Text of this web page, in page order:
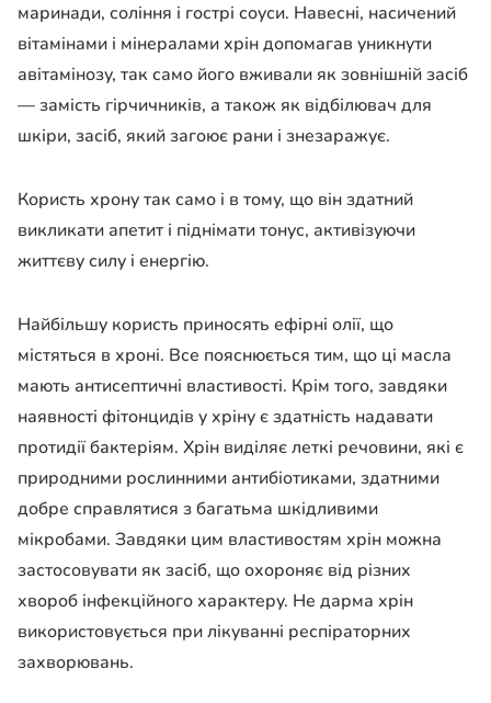
маринади, соління і гострі соуси. Навесні, насичений
вітамінами і мінералами хрін допомагав уникнути
авітамінозу, так само його вживали як зовнішній засіб
— замість гірчичників, а також як відбілювач для
шкіри, засіб, який загоює рани і знезаражує.
Користь хрону так само і в тому, що він здатний
викликати апетит і піднімати тонус, активізуючи
життєву силу і енергію.
Найбільшу користь приносять ефірні олії, що
містяться в хроні. Все пояснюється тим, що ці масла
мають антисептичні властивості. Крім того, завдяки
наявності фітонцидів у хріну є здатність надавати
протидії бактеріям. Хрін виділяє леткі речовини, які є
природними рослинними антибіотиками, здатними
добре справлятися з багатьма шкідливими
мікробами. Завдяки цим властивостям хрін можна
застосовувати як засіб, що охороняє від різних
хвороб інфекційного характеру. Не дарма хрін
використовується при лікуванні респіраторних
захворювань.